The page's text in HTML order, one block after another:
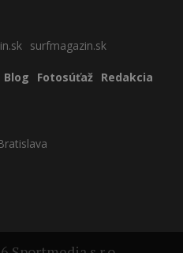
surfmagazin.sk
Blog Fotosúťaž Redakcia